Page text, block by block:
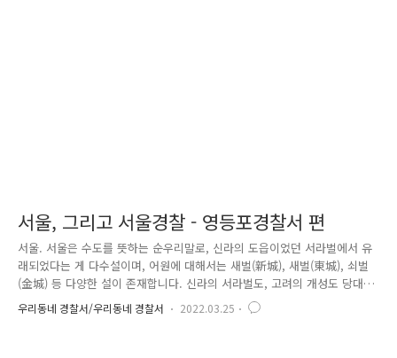
서울, 그리고 서울경찰 - 영등포경찰서 편
서울. 서울은 수도를 뜻하는 순우리말로, 신라의 도읍이었던 서라벌에서 유
래되었다는 게 다수설이며, 어원에 대해서는 새벌(新城), 새벌(東城), 쇠벌
(金城) 등 다양한 설이 존재합니다. 신라의 서라벌도, 고려의 개성도 당대
엔 '서울'의 어원이 되는 말로 불렸다고 하니, '서울'을 국토상의 위치와 결
부시켜 생각할 수밖에 없는 현재로서는 낯설지만, 우리나라의 수도를 순우
우리동네 경찰서/우리동네 경찰서 2022.03.25